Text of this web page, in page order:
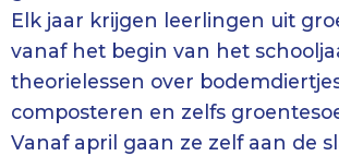
Elk jaar krijgen leerlingen uit
vanaf het begin van het
theorielessen over
composteren en zelfs
Vanaf april gaan ze zelf aan de